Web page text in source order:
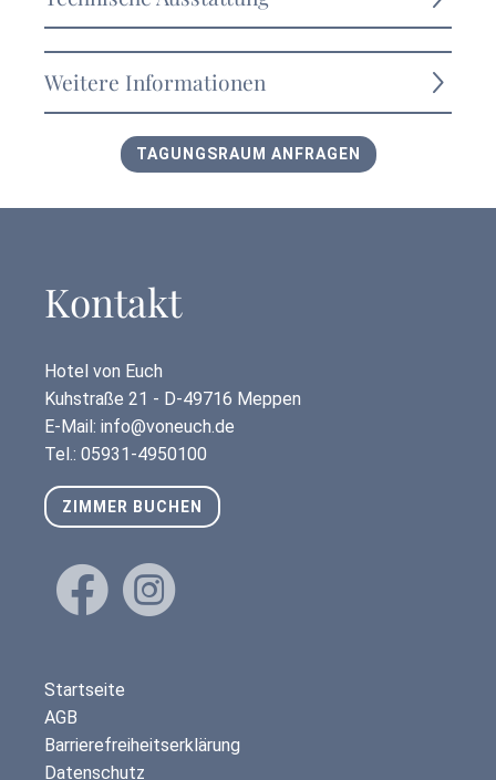
Pinnwand
Moderatorenkoffer
Rednerpult
Weitere Informationen
Klimaanlage
Außenterrasse für Tagungspausen
TAGUNGSRAUM ANFRAGEN
Kontakt
Hotel von Euch
Kuhstraße 21 - D-49716 Meppen
E-Mail: info@voneuch.de
Tel.: 05931-4950100
ZIMMER BUCHEN
Navigation
überspringen
Startseite
AGB
Barrierefreiheitserklärung
Datenschutz